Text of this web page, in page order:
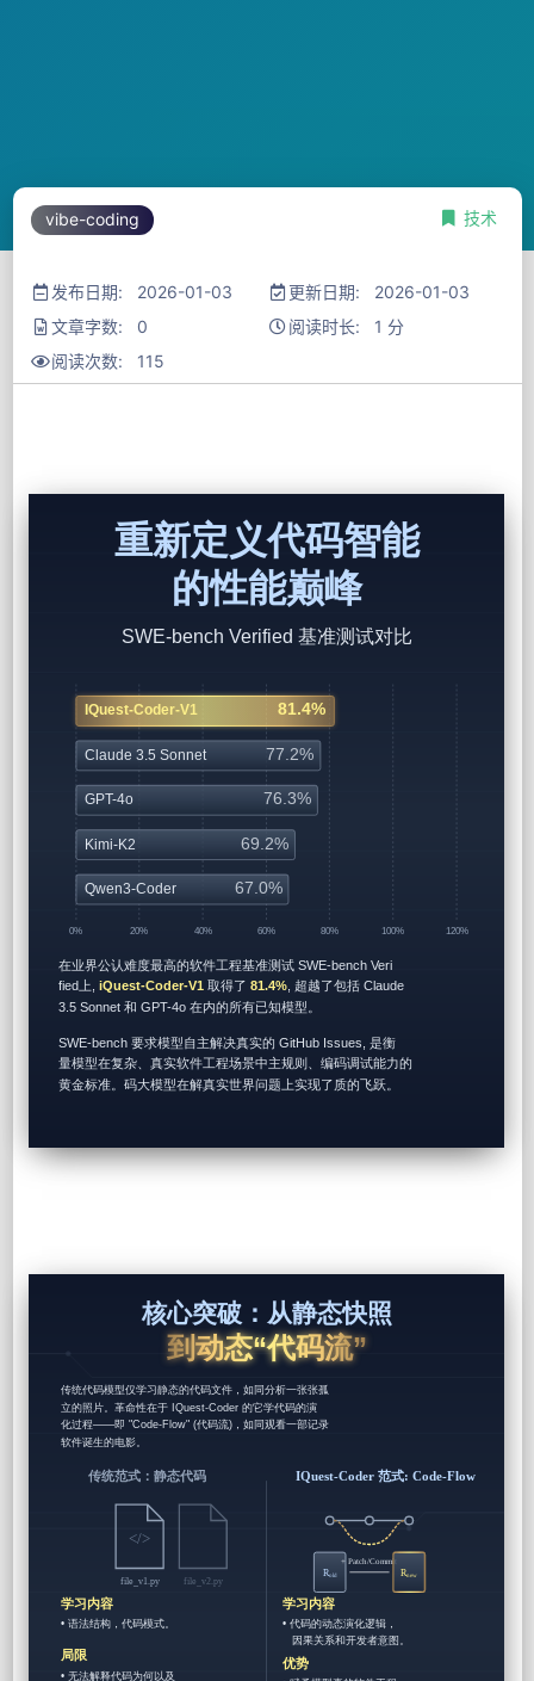
vibe-coding 技术
发布日期: 2026-01-03
更新日期: 2026-01-03
文章字数: 0
阅读时长: 1 分
阅读次数: 115